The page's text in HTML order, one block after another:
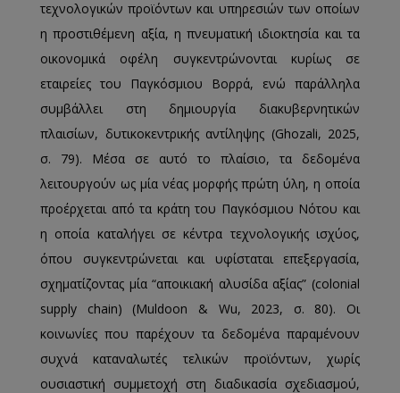
τεχνολογικών προϊόντων και υπηρεσιών των οποίων
η προστιθέμενη αξία, η πνευματική ιδιοκτησία και τα
οικονομικά οφέλη συγκεντρώνονται κυρίως σε
εταιρείες του Παγκόσμιου Βορρά, ενώ παράλληλα
συμβάλλει στη δημιουργία διακυβερνητικών
πλαισίων, δυτικοκεντρικής αντίληψης (Ghozali, 2025,
σ. 79). Μέσα σε αυτό το πλαίσιο, τα δεδομένα
λειτουργούν ως μία νέας μορφής πρώτη ύλη, η οποία
προέρχεται από τα κράτη του Παγκόσμιου Νότου και
η οποία καταλήγει σε κέντρα τεχνολογικής ισχύος,
όπου συγκεντρώνεται και υφίσταται επεξεργασία,
σχηματίζοντας μία “αποικιακή αλυσίδα αξίας” (colonial
supply chain) (Muldoon & Wu, 2023, σ. 80). Οι
κοινωνίες που παρέχουν τα δεδομένα παραμένουν
συχνά καταναλωτές τελικών προϊόντων, χωρίς
ουσιαστική συμμετοχή στη διαδικασία σχεδιασμού,